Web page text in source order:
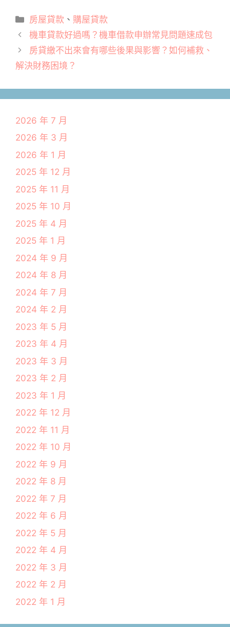
分
類
房屋貸款 、 購屋貸款
機車貸款好過嗎？機車借款申辦常見問題速成包
房貸繳不出來會有哪些後果與影響？如何補救、
解決財務困境？
2026 年 7 月
2026 年 3 月
2026 年 1 月
2025 年 12 月
2025 年 11 月
2025 年 10 月
2025 年 4 月
2025 年 1 月
2024 年 9 月
2024 年 8 月
2024 年 7 月
2024 年 2 月
2023 年 5 月
2023 年 4 月
2023 年 3 月
2023 年 2 月
2023 年 1 月
2022 年 12 月
2022 年 11 月
2022 年 10 月
2022 年 9 月
2022 年 8 月
2022 年 7 月
2022 年 6 月
2022 年 5 月
2022 年 4 月
2022 年 3 月
2022 年 2 月
2022 年 1 月